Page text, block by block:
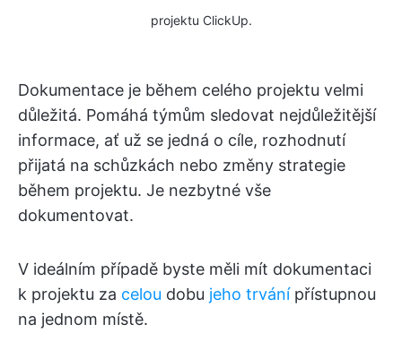
projektu ClickUp.
Dokumentace je během celého projektu velmi
důležitá. Pomáhá týmům sledovat nejdůležitější
informace, ať už se jedná o cíle, rozhodnutí
přijatá na schůzkách nebo změny strategie
během projektu. Je nezbytné vše
dokumentovat.
V ideálním případě byste měli mít dokumentaci
k projektu za celou dobu jeho trvánípřístupnou
na jednom místě.